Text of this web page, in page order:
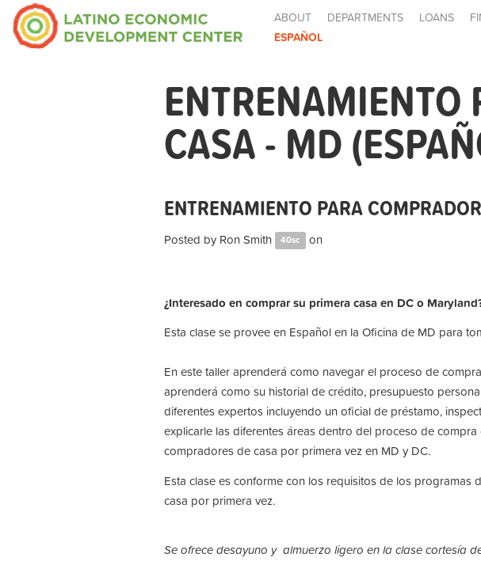
ABOUT DEPARTMENTS LOANS
ESPAÑOL
ENTRENAMIENTO
CASA - MD
ENTRENAMIENTO PARA
Posted by Ron Smith 40sc on
¿Interesado en comprar su primera casa en DC o
Esta clase se provee en Español en la Oficina de MD para
En este taller aprenderá como navegar el proceso de
aprenderá como su historial de crédito, presupuesto
diferentes expertos incluyendo un oficial de préstamo,
explicarle las diferentes áreas dentro del proceso de
compradores de casa por primera vez en MD y DC.
Esta clase es conforme con los requisitos de los
casa por primera vez.
Se ofrece desayuno y almuerzo ligero en la clase cortesía